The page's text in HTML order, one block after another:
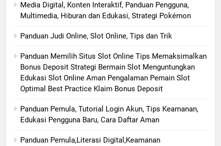
Media Digital, Konten Interaktif, Panduan Pengguna,
Multimedia, Hiburan dan Edukasi, Strategi Pokémon
Panduan Judi Online, Slot Online, Tips dan Trik
Panduan Memilih Situs Slot Online Tips Memaksimalkan
Bonus Deposit Strategi Bermain Slot Menguntungkan
Edukasi Slot Online Aman Pengalaman Pemain Slot
Optimal Best Practice Klaim Bonus Deposit
Panduan Pemula, Tutorial Login Akun, Tips Keamanan,
Edukasi Pengguna Baru, Cara Daftar Aman
Panduan Pemula,Literasi Digital,Keamanan